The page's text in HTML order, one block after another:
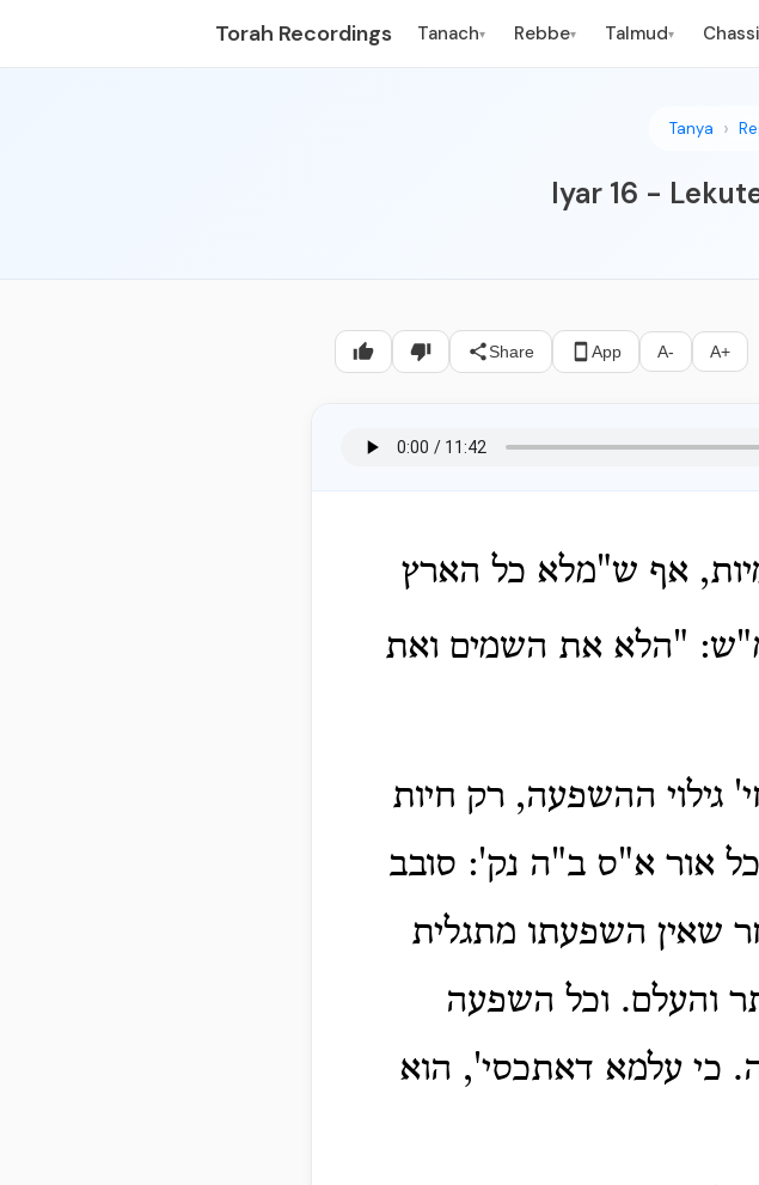
Torah Recordings Tanach▾ Rebbe▾ Talmud▾
Tanya
Iyar 16 -
Share App A- A+
אף ש"מלא כל הארץ
"הלא את השמים ואת
גילוי ההשפעה, רק חיות
אור א"ס ב"ה נק': סובב
שאין השפעתו מתגלית
והעלם. וכל השפעה
כי עלמא דאתכסי', הוא